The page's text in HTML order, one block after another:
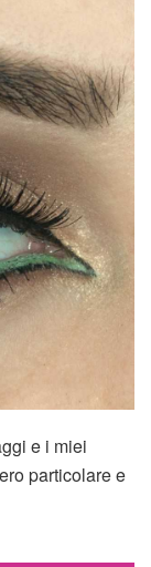
e i miei
particolare e